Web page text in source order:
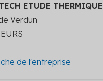
ETUDE THERMIQUE
Verdun
de l'entreprise